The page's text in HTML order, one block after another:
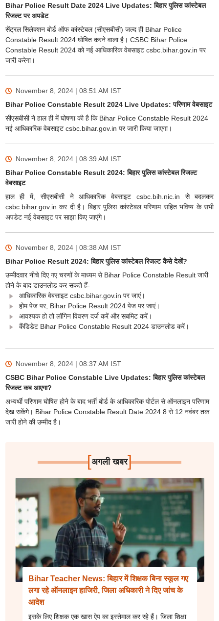
Bihar Police Result Date 2024 Live Updates: बिहार पुलिस कांस्टेबल
रिजल्ट पर अपडेट
सेंट्रल सिलेक्शन बोर्ड ऑफ कांस्टेबल (सीएसबीसी) जल्द ही Bihar Police
Constable Result 2024 घोषित करने वाला है। CSBC Bihar Police
Constable Result 2024 को नई आधिकारिक वेबसाइट csbc.bihar.gov.in पर
जारी करेगा।
November 8, 2024 | 08:51 AM IST
Bihar Police Constable Result 2024 Live Updates: परिणाम वेबसाइट
सीएसबीसी ने हाल ही में घोषणा की है कि Bihar Police Constable Result 2024
नई आधिकारिक वेबसाइट csbc.bihar.gov.in पर जारी किया जाएगा।
November 8, 2024 | 08:39 AM IST
Bihar Police Constable Result 2024: बिहार पुलिस कांस्टेबल रिजल्ट
वेबसाइट
हाल ही में, सीएसबीसी ने आधिकारिक वेबसाइट csbc.bih.nic.in से बदलकर
csbc.bihar.gov.in कर दी है। बिहार पुलिस कांस्टेबल परिणाम सहित भविष्य के सभी
अपडेट नई वेबसाइट पर साझा किए जाएंगे।
November 8, 2024 | 08:38 AM IST
Bihar Police Result 2024: बिहार पुलिस कांस्टेबल रिजल्ट कैसे देखें?
उम्मीदवार नीचे दिए गए चरणों के माध्यम से Bihar Police Constable Result जारी
होने के बाद डाउनलोड कर सकते हैं-
आधिकारिक वेबसाइट csbc.bihar.gov.in पर जाएं।
होम पेज पर, Bihar Police Result 2024 पेज पर जाएं।
आवश्यक हो तो लॉगिन विवरण दर्ज करें और सबमिट करें।
कैंडिडेट Bihar Police Constable Result 2024 डाउनलोड करें।
November 8, 2024 | 08:37 AM IST
CSBC Bihar Police Constable Live Updates: बिहार पुलिस कांस्टेबल
रिजल्ट कब आएगा?
अभ्यर्थी परिणाम घोषित होने के बाद भर्ती बोर्ड के आधिकारिक पोर्टल से ऑनलाइन परिणाम
देख सकेंगे। Bihar Police Constable Result Date 2024 8 से 12 नवंबर तक
जारी होने की उम्मीद है।
[अगली खबर]
Bihar Teacher News: बिहार में शिक्षक बिना स्कूल गए
लगा रहे ऑनलाइन हाजिरी, जिला अधिकारी ने दिए जांच के
आदेश
इसके लिए शिक्षक एक खास ऐप का इस्तेमाल कर रहे हैं। जिला शिक्षा